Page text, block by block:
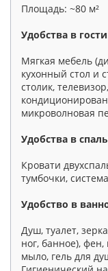
Площадь: ~80 м²
Удобства в
Мягкая мебель
кухонный стол и
столик,
микроволновая
Удобства в
Кровати
тумбочки,
Удобство в
Душ, туалет,
ног, банное),
мыло, гель для